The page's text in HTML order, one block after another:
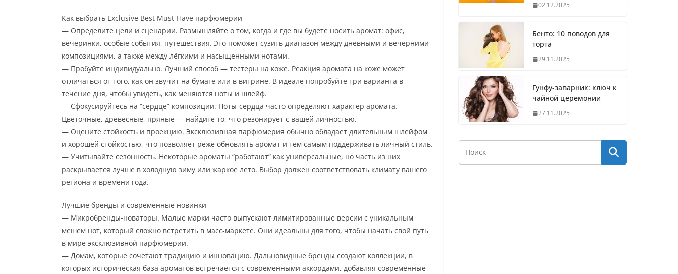
Как выбрать Exclusive Best Must-Have парфюмерии
— Определите цели и сценарии. Размышляйте о том, когда и где вы будете носить аромат: офис,
вечеринки, особые события, путешествия. Это поможет сузить диапазон между дневными и вечерними
композициями, а также между лёгкими и насыщенными нотами.
— Пробуйте индивидуально. Лучший способ — тестеры на коже. Реакция аромата на коже может
отличаться от того, как он звучит на бумаге или в витрине. В идеале попробуйте три варианта в
течение дня, чтобы увидеть, как меняются ноты и шлейф.
— Сфокусируйтесь на “сердце” композиции. Ноты-сердца часто определяют характер аромата.
Цветочные, древесные, пряные — найдите то, что резонирует с вашей личностью.
— Оцените стойкость и проекцию. Эксклюзивная парфюмерия обычно обладает длительным шлейфом
и хорошей стойкостью, что позволяет реже обновлять аромат и тем самым поддерживать личный стиль.
— Учитывайте сезонность. Некоторые ароматы “работают” как универсальные, но часть из них
раскрывается лучше в холодную зиму или жаркое лето. Выбор должен соответствовать климату вашего
региона и времени года.
Лучшие бренды и современные новинки
— Микробренды-новаторы. Малые марки часто выпускают лимитированные версии с уникальным
мешем нот, который сложно встретить в масс-маркете. Они идеальны для того, чтобы начать свой путь
в мире эксклюзивной парфюмерии.
— Домам, которые сочетают традицию и инновацию. Дальновидные бренды создают коллекции, в
которых историческая база ароматов встречается с современными аккордами, добавляя современные
02.12.2025
Бенто: 10 поводов для
торта
29.11.2025
Гунфу-заварник: ключ к
чайной церемонии
27.11.2025